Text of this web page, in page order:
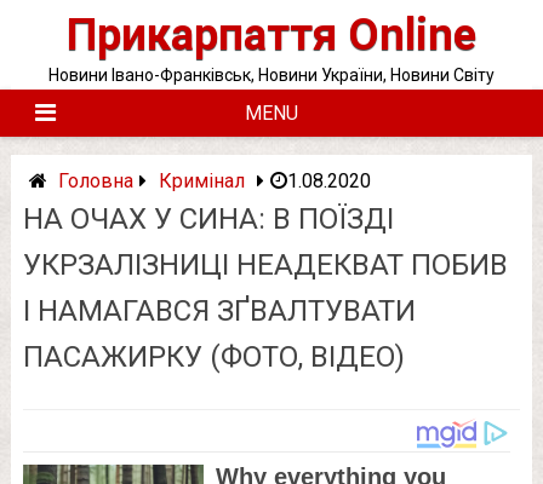
Прикарпаття Online
Новини Івано-Франківськ, Новини України, Новини Світу
MENU
Головна Кримінал 1.08.2020
НА ОЧАХ У СИНА: В ПОЇЗДІ
УКРЗАЛІЗНИЦІ НЕАДЕКВАТ ПОБИВ
І НАМАГАВСЯ ЗҐВАЛТУВАТИ
ПАСАЖИРКУ (ФОТО, ВІДЕО)